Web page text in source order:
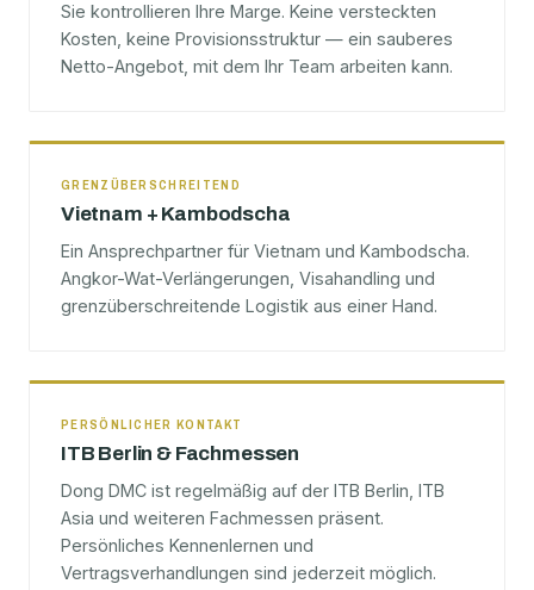
Sie kontrollieren Ihre Marge. Keine versteckten
Kosten, keine Provisionsstruktur — ein sauberes
Netto-Angebot, mit dem Ihr Team arbeiten kann.
GRENZÜBERSCHREITEND
Vietnam + Kambodscha
Ein Ansprechpartner für Vietnam und Kambodscha.
Angkor-Wat-Verlängerungen, Visahandling und
grenzüberschreitende Logistik aus einer Hand.
PERSÖNLICHER KONTAKT
ITB Berlin & Fachmessen
Dong DMC ist regelmäßig auf der ITB Berlin, ITB
Asia und weiteren Fachmessen präsent.
Persönliches Kennenlernen und
Vertragsverhandlungen sind jederzeit möglich.